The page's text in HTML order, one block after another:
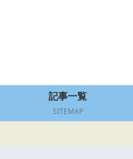
記事一覧
SITEMAP